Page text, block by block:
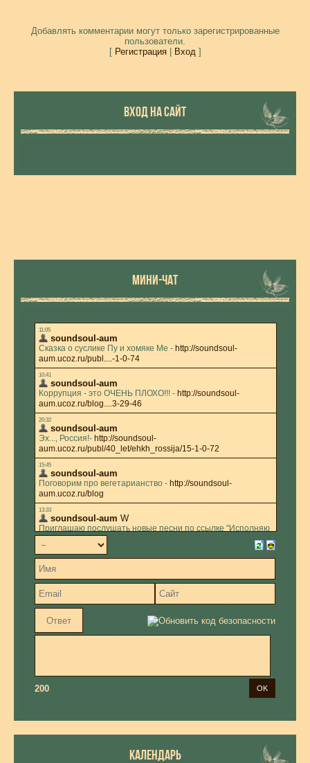
Добавлять комментарии могут только зарегистрированные
пользователи.
[ Регистрация| Вход]
ВХОД НА САЙТ
МИНИ-ЧАТ
200
КАЛЕНДАРЬ